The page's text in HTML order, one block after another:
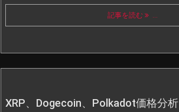
記事を読む ...
XRP、Dogecoin、Polkadot価格分析